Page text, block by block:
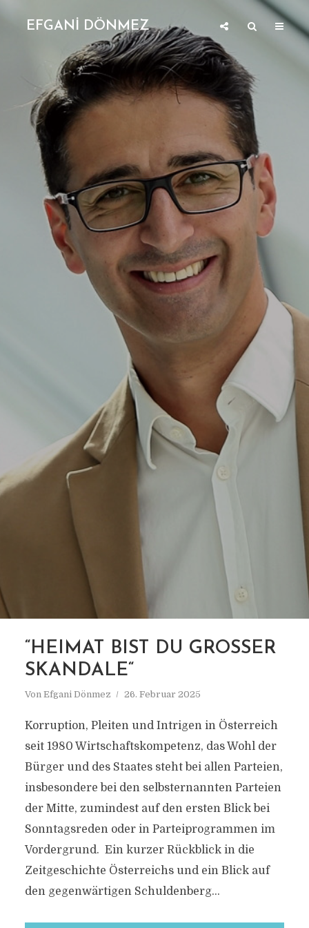
EFGANİ DÖNMEZ
BÜRGERLICHE MITTE
“HEIMAT BIST DU GROSSER S
KANDALE“
Von Efgani Dönmez 26. Februar 2025
Korruption, Pleiten und Intrigen in Österreich
seit 1980 Wirtschaftskompetenz, das Wohl der
Bürger und des Staates steht bei allen Parteien,
insbesondere bei den selbsternannten Parteien
der Mitte, zumindest auf den ersten Blick bei
Sonntagsreden oder in Parteiprogrammen im
Vordergrund. Ein kurzer Rückblick in die
Zeitgeschichte Österreichs und ein Blick auf
den gegenwärtigen Schuldenberg...